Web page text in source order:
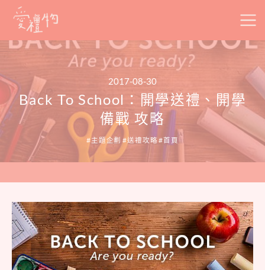
Skip
content
2017-08-30
Back To School：開學送禮、開學
備戰 攻略
主題企劃 送禮攻略 首頁